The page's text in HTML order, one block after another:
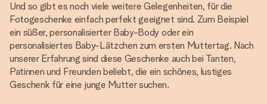
Und so gibt es noch viele weitere Gelegenheiten, für die
Fotogeschenke einfach perfekt geeignet sind. Zum Beispiel
ein süßer, personalisierter Baby-Body oder ein
personalisiertes Baby-Lätzchen zum ersten Muttertag. Nach
unserer Erfahrung sind diese Geschenke auch bei Tanten,
Patinnen und Freunden beliebt, die ein schönes, lustiges
Geschenk für eine junge Mutter suchen.